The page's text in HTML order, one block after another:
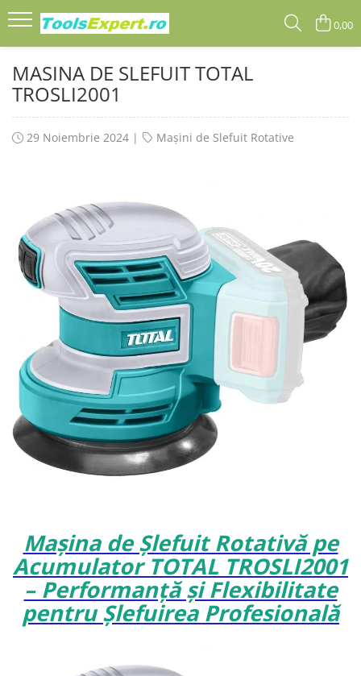
Produse
Total
0,00
MASINA DE SLEFUIT TOTAL
TROSLI2001
29 Noiembrie 2024 | Mașini de Slefuit Rotative
Mașina de Șlefuit Rotativă pe
Acumulator TOTAL TROSLI2001
– Performanță și Flexibilitate
pentru Șlefuirea Profesională